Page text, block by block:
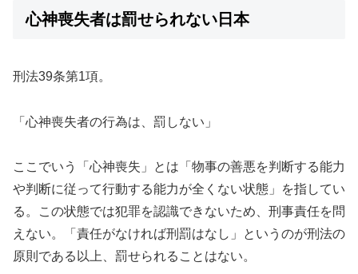
心神喪失者は罰せられない日本
刑法39条第1項。
「心神喪失者の行為は、罰しない」
ここでいう「心神喪失」とは「物事の善悪を判断する能力
や判断に従って行動する能力が全くない状態」を指してい
る。この状態では犯罪を認識できないため、刑事責任を問
えない。「責任がなければ刑罰はなし」というのが刑法の
原則である以上、罰せられることはない。